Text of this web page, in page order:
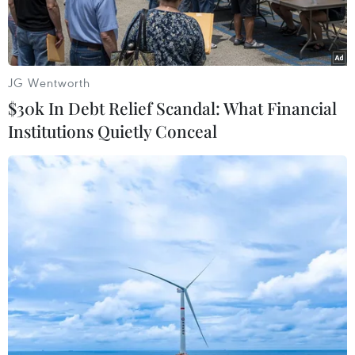
Tổng thống Iran Ebrahim Raisi. (Nguồn: AFP)
Ngày 4/9, Tổng thống Iran Ebrahim Raisi tuyên
bố nước này sẵn sàng đàm phán với các cường
quốc thế giới để hồi sinh thỏa thuận hạt nhân ký
năm 2015, trong đó hướng tới mục tiêu dỡ bỏ
các biện pháp trừng phạt, song không phải với
JG Wentworth
$30k In Debt Relief Scandal: What Financial
Institutions Quietly Conceal